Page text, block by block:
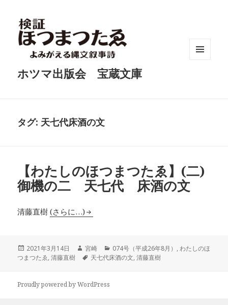
ホツマ出版会 宝蔵文庫
タグ: 天七代床酒の文
【わたしのほつまつたゑ】(二)
御機の二 天七代 床酒の文
清藤直樹(さらに…)
投
稿
2021年3月14日
作
成
宮崎
カ
テ
074号（平成26年8月） ,わたしのほ
つまつたゑ,清藤直樹
タ
天七代床酒の文,清藤直樹
Proudly powered by WordPress